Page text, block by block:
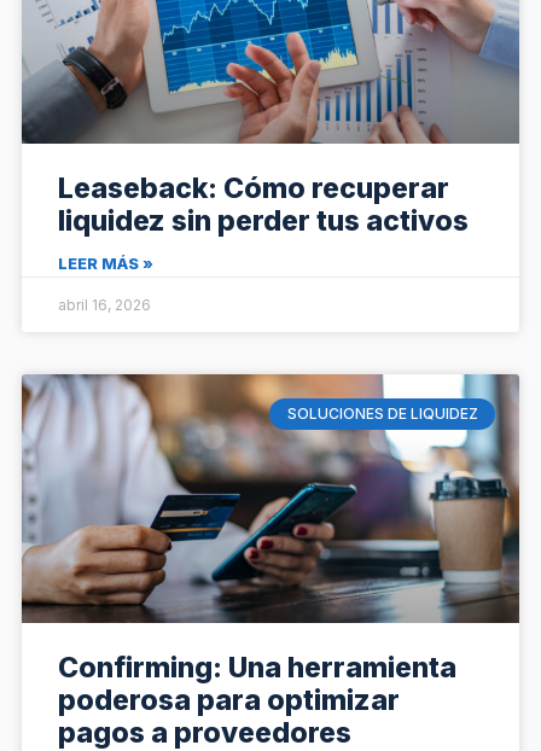
Leaseback: Cómo recuperar
liquidez sin perder tus activos
LEER MÁS »
abril 16, 2026
SOLUCIONES DE LIQUIDEZ
Confirming: Una herramienta
poderosa para optimizar
pagos a proveedores